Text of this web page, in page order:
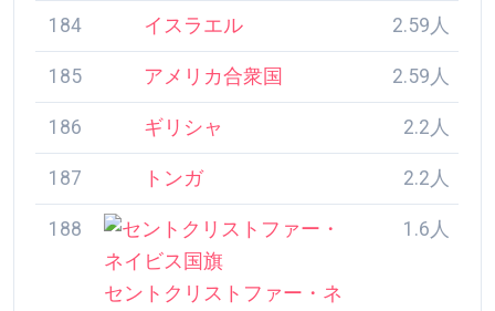
181 グレナダ 3.09人
182 スロバキア 2.9人
183 クロアチア 2.7人
184 イスラエル 2.59人
185 アメリカ合衆国 2.59人
ギリシャ